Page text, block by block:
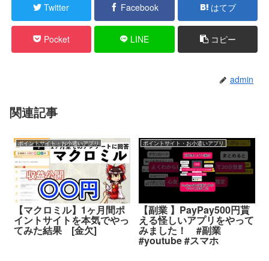
Twitter Facebook はてブ
Pocket LINE コピー
admin
関連記事
ポイントサイト・お小遣いアプリ
【マクロミル】1ヶ月間ポ
イントサイトを本気でやっ
てみた結果 [金欠]
ポイントサイト・お小遣いアプリ
【副業 】PayPay500円貰
える怪しいアプリをやって
みました！ #副業
#youtube #スマホ